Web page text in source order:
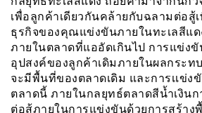
เพื่อลูกค้าเดียวกันคล้ายกับฉลามต่อสู้เ
ธุรกิจของคุณแข่งขันภายในทะเลสีแด
ภายในตลาดที่แออัดเกินไป การแข่ง
อุปสงค์ของลูกค้าเดิมภายในผลกระท
จะมีพื้นที่ของตลาดเดิม และการเเข่ง
ตลาดนี้ ภายในกลยุทธ์ตลาดสีน้ำเงิน
ต่อสู้ภายในการแข่งขันด้วยการสร้าง